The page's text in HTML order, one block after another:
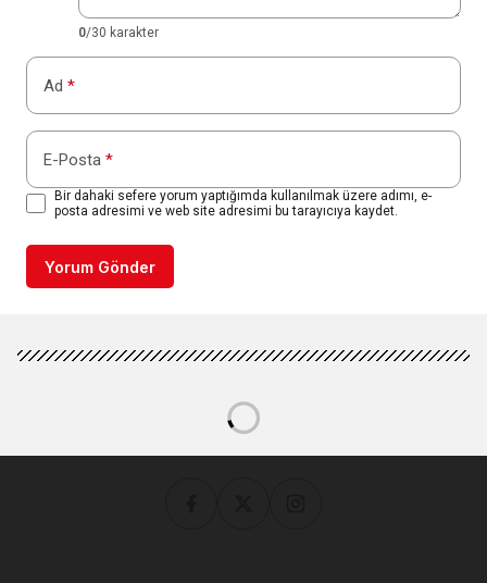
0/30 karakter
Ad *
E-Posta *
Bir dahaki sefere yorum yaptığımda kullanılmak üzere adımı, e-
posta adresimi ve web site adresimi bu tarayıcıya kaydet.
Yorum Gönder